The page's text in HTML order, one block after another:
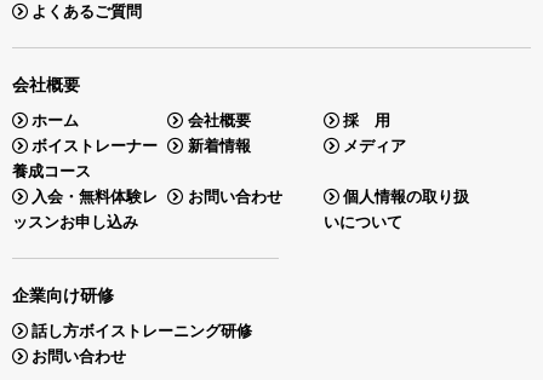
よくあるご質問
会社概要
ホーム 会社概要
採 用
ボイストレーナー
養成コース
新着情報 メディア
入会・無料体験レ
ッスンお申し込み
お問い合わせ
個人情報の取り扱
いについて
企業向け研修
話し方ボイストレーニング研修
お問い合わせ